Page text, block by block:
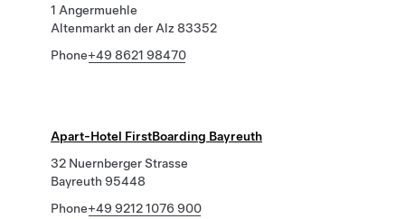
1 Angermuehle
Altenmarkt an der Alz 83352
Phone+49 8621 98470
Apart-Hotel FirstBoarding Bayreuth
32 Nuernberger Strasse
Bayreuth 95448
Phone+49 9212 1076 900